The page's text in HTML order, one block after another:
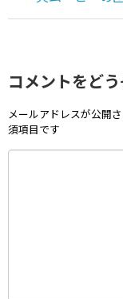
コメントをど
メールアドレスが公開
須項目です